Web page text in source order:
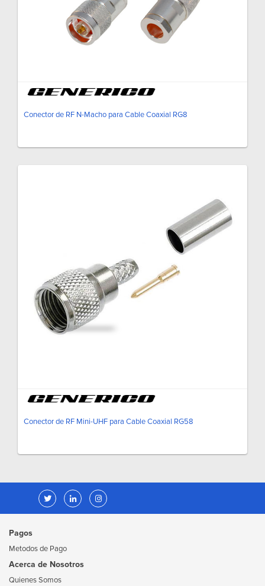
Conector de RF N-Macho para Cable Coaxial RG8
Conector de RF Mini-UHF para Cable Coaxial RG58
Pagos
Metodos de Pago
Acerca de Nosotros
Quienes Somos